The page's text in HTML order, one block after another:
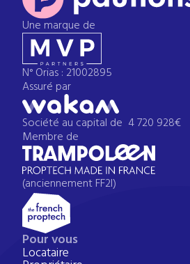
Une marque de
N° Orias : 21002895
Assuré par
Société au capital de 4 720 928€
Membre de
(anciennement FF2I)
Pour vous
Locataire